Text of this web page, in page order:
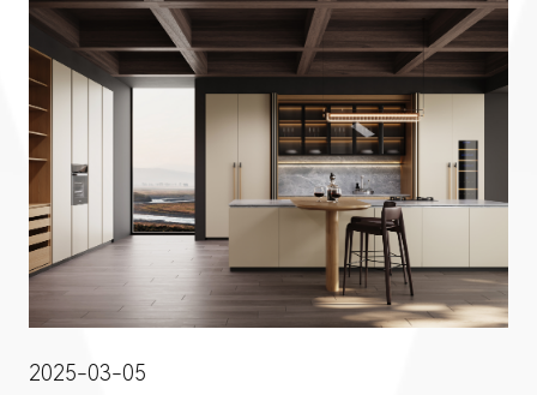
2025-03-05